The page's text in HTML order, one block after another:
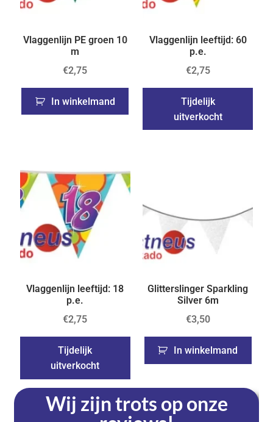
Vlaggenlijn PE groen 10
m
€2,75
In winkelmand
Vlaggenlijn leeftijd: 60
p.e.
€2,75
Tijdelijk
uitverkocht
Vlaggenlijn leeftijd: 18
p.e.
€2,75
Tijdelijk
uitverkocht
Glitterslinger Sparkling
Silver 6m
€3,50
In winkelmand
Wij zijn trots op onze